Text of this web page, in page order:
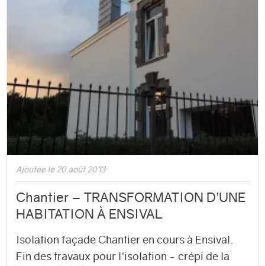
Ajoutée le 20 août 2013
Chantier – TRANSFORMATION D’UNE
HABITATION À ENSIVAL
Isolation façade Chantier en cours à Ensival.
Fin des travaux pour l'isolation - crépi de la